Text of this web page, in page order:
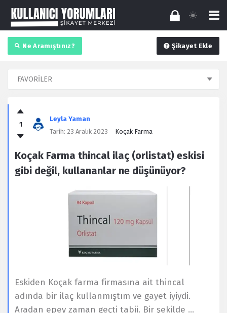
Ne Aramıştınız? Şikayet Ekle
Kullanıcı
Yorumları
Latest
1
Leyla Yaman
Tarih: 23 Aralık 2023 Koçak Farma
Koçak Farma thincal ilaç (orlistat) eskisi
gibi değil, kullananlar ne düşünüyor?
Eskiden Koçak farma firmasına ait thincal
adında bir ilaç kullanmıştım ve gayet iyiydi.
Aradan epey zaman geçti tabii. Bir şekilde ...